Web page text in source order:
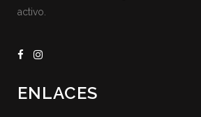
activo.
ENLACES